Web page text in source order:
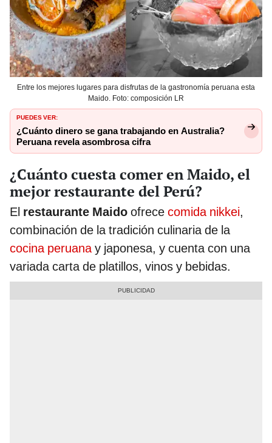
Entre los mejores lugares para disfrutas de la gastronomía peruana esta
Maido. Foto: composición LR
PUEDES VER:
¿Cuánto dinero se gana trabajando en Australia?
Peruana revela asombrosa cifra
¿Cuánto cuesta comer en Maido, el
mejor restaurante del Perú?
El restaurante Maido ofrece comida nikkei,
combinación de la tradición culinaria de la
cocina peruana y japonesa, y cuenta con una
variada carta de platillos, vinos y bebidas.